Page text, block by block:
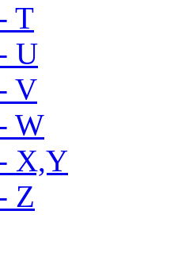
T
U
V
W
X,Y
Z